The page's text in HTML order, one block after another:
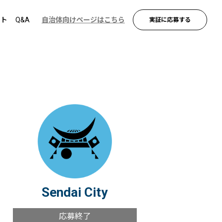
Q&A 自治体向けページはこちら 実証に応募する
Sendai City
応募終了